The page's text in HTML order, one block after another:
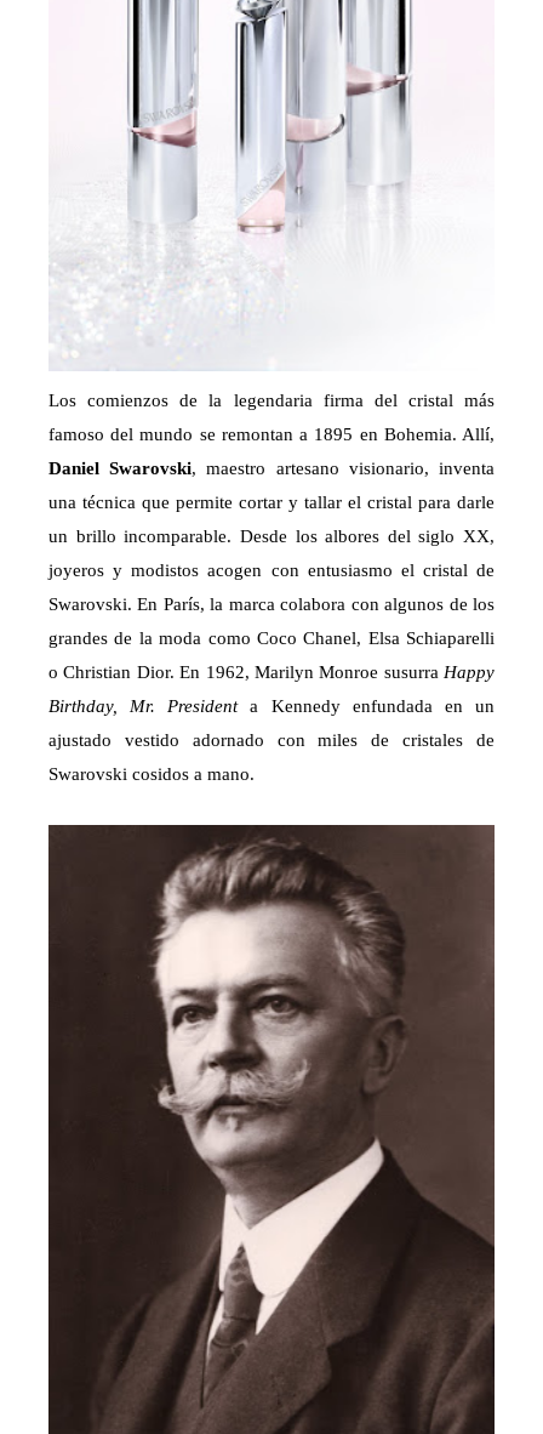
Los comienzos de la legendaria firma del cristal más
famoso del mundo se remontan a 1895 en Bohemia. Allí,
Daniel Swarovski, maestro artesano visionario, inventa
una técnica que permite cortar y tallar el cristal para darle
un brillo incomparable. Desde los albores del siglo XX,
joyeros y modistos acogen con entusiasmo el cristal de
Swarovski. En París, la marca colabora con algunos de los
grandes de la moda como Coco Chanel, Elsa Schiaparelli
o Christian Dior. En 1962, Marilyn Monroe susurra Happy
Birthday, Mr. Presidenta Kennedy enfundada en un
ajustado vestido adornado con miles de cristales de
Swarovski cosidos a mano.